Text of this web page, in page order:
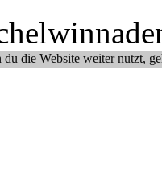
die Website weiter nutzt,